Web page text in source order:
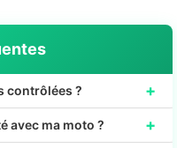
contrôlées ? +
avec ma moto ? +